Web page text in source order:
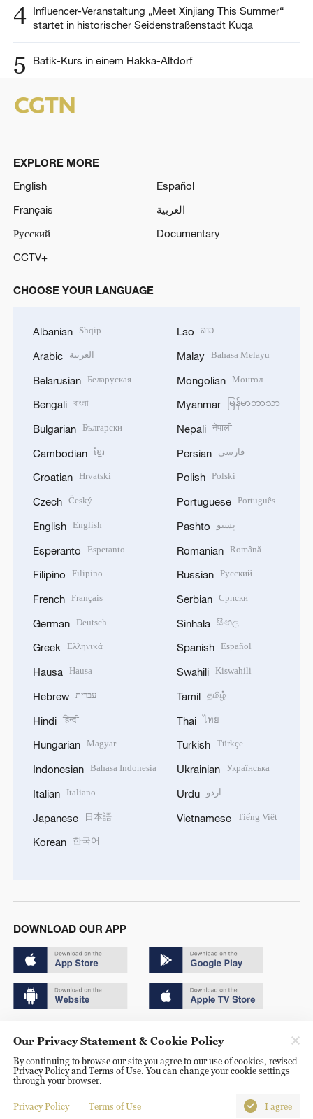
4 Influencer-Veranstaltung „Meet Xinjiang This Summer“
startet in historischer Seidenstraßenstadt Kuqa
5 Batik-Kurs in einem Hakka-Altdorf
EXPLORE MORE
English
Español
Français
العربية
Русский
Documentary
CCTV+
CHOOSE YOUR LANGUAGE
Albanian Shqip
Arabic العربية
Belarusian Беларуская
Bengali বাংলা
Bulgarian Български
Cambodian ខ្មែរ
Croatian Hrvatski
Czech Český
English English
Esperanto Esperanto
Filipino Filipino
French Français
German Deutsch
Greek Ελληνικά
Hausa Hausa
Hebrew עברית
Hindi हिन्दी
Hungarian Magyar
Indonesian Bahasa Indonesia
Italian Italiano
Japanese 日本語
Korean 한국어
Lao ລາວ
Malay Bahasa Melayu
Mongolian Монгол
Myanmar မြန်မာဘာသာ
Nepali नेपाली
Persian فارسی
Polish Polski
Portuguese Português
Pashto پښتو
Romanian Română
Russian Русский
Serbian Српски
Sinhala සිංහල
Spanish Español
Swahili Kiswahili
Tamil தமிழ்
Thai ไทย
Turkish Türkçe
Ukrainian Українська
Urdu اردو
Vietnamese Tiếng Việt
DOWNLOAD OUR APP
京ICP备20000184号
京公网安备 11010502050052号
Disinformation report hotline: 010-85061466
Our Privacy Statement & Cookie Policy
By continuing to browse our site you agree to our use of cookies, revised
Privacy Policy and Terms of Use. You can change your cookie settings
through your browser.
Privacy Policy Terms of Use I agree